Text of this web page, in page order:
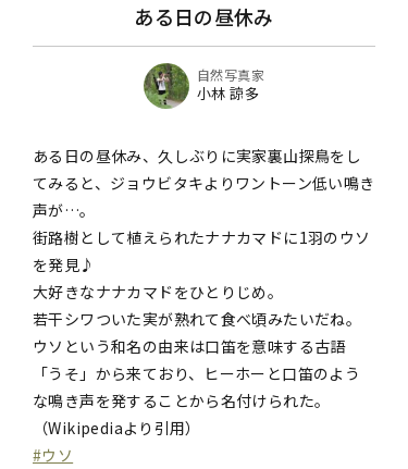
ある日の昼休み
自然写真家
小林 諒多
ある日の昼休み、久しぶりに実家裏山探鳥をし
てみると、ジョウビタキよりワントーン低い鳴き
声が…。
街路樹として植えられたナナカマドに1羽のウソ
を発見♪
大好きなナナカマドをひとりじめ。
若干シワついた実が熟れて食べ頃みたいだね。
ウソという和名の由来は口笛を意味する古語
「うそ」から来ており、ヒーホーと口笛のよう
な鳴き声を発することから名付けられた。
（Wikipediaより引用）
#ウソ